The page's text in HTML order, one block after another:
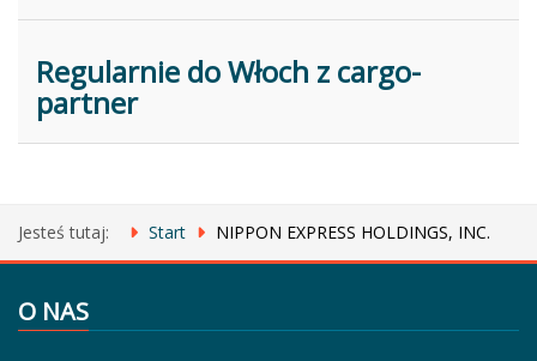
Regularnie do Włoch z cargo-
partner
Jesteś tutaj: Start NIPPON EXPRESS HOLDINGS, INC.
O NAS